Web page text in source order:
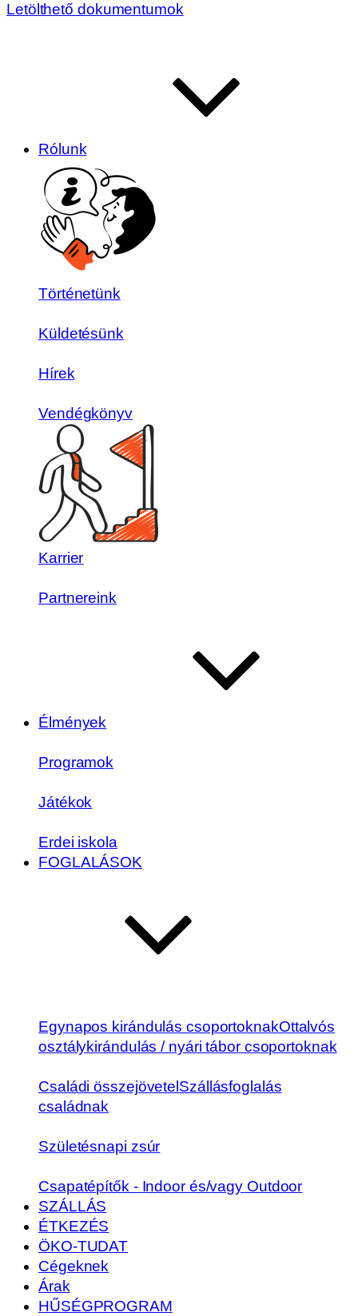
Letölthető dokumentumok
Rólunk
Történetünk
Küldetésünk
Hírek
Vendégkönyv
Karrier
Partnereink
Élmények
Programok
Játékok
Erdei iskola
FOGLALÁSOK
Egynapos kirándulás csoportoknakOttalvós
osztálykirándulás / nyári tábor csoportoknak
Családi összejövetelSzállásfoglalás
családnak
Születésnapi zsúr
Csapatépítők - Indoor és/vagy Outdoor
SZÁLLÁS
ÉTKEZÉS
ÖKO-TUDAT
Cégeknek
Árak
HŰSÉGPROGRAM